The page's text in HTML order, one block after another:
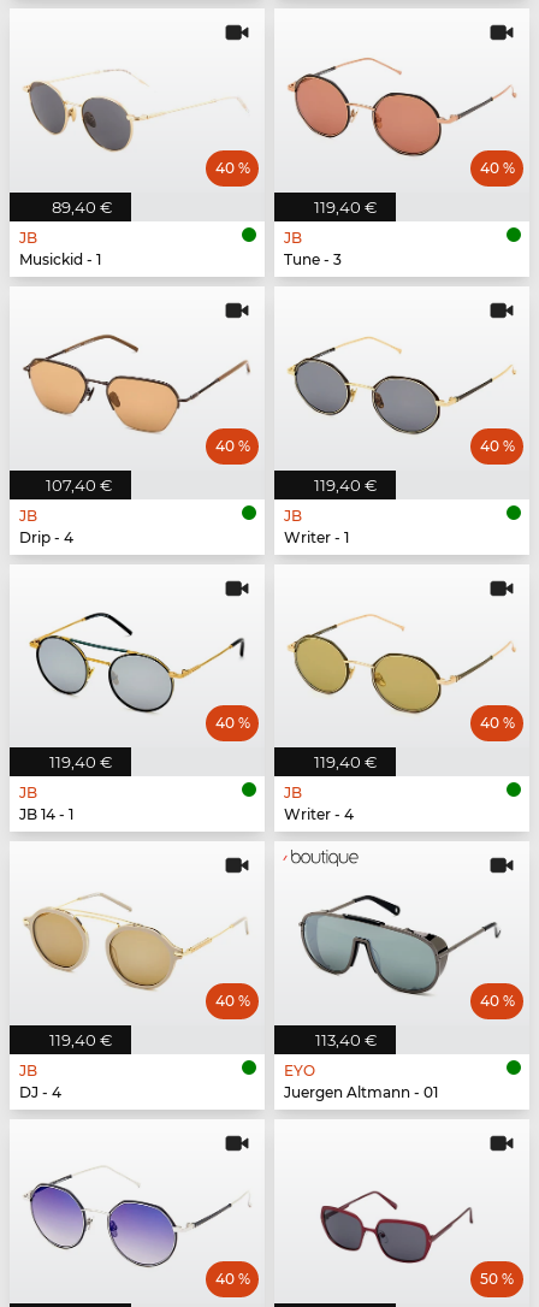
89,40 €
40 %
JB
Musickid - 1
119,40 €
40 %
JB
Tune - 3
107,40 €
40 %
JB
Drip - 4
119,40 €
40 %
JB
Writer - 1
119,40 €
40 %
JB
JB 14 - 1
119,40 €
40 %
JB
Writer - 4
119,40 €
40 %
JB
DJ - 4
113,40 €
40 %
EYO
Juergen Altmann - 01
40 % 50 %